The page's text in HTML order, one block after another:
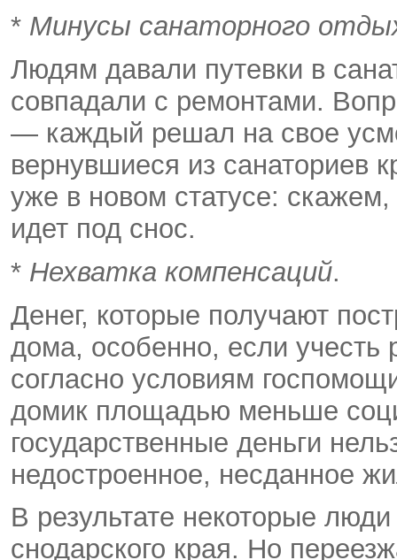
* Минусы санаторного
Людям давали путевки в
совпадали с ремонтами.
— каждый решал на свое
вернувшиеся из санаториев
уже в новом статусе:
идет под снос.
* Нехватка компенсаций.
Денег, которые получают
дома, особенно, если
согласно условиям
домик площадью меньше
государственные деньги
недостроенное, несданное
В результате некоторые
снодарского края. Но